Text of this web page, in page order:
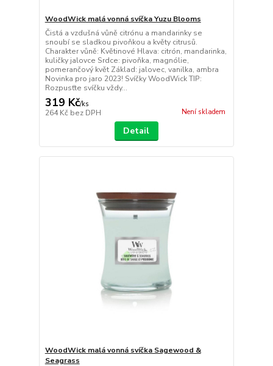
WoodWick malá vonná svíčka Yuzu Blooms
Čistá a vzdušná vůně citrónu a mandarinky se
snoubí se sladkou pivoňkou a květy citrusů.
Charakter vůně: Květinové Hlava: citrón, mandarinka,
kuličky jalovce Srdce: pivoňka, magnólie,
pomerančový květ Základ: jalovec, vanilka, ambra
Novinka pro jaro 2023! Svíčky WoodWick TIP:
Rozpusťte svíčku vždy...
319 Kč/ks
264 Kč bez DPH Není skladem
Detail
WoodWick malá vonná svíčka Sagewood &
Seagrass